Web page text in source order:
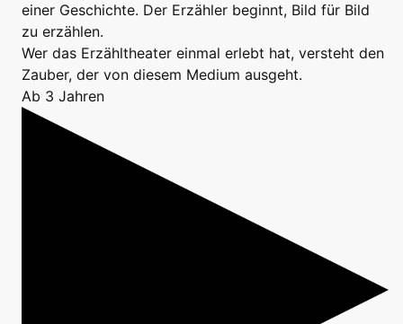
einer Geschichte. Der Erzähler beginnt, Bild für Bild
zu erzählen.
Wer das Erzähltheater einmal erlebt hat, versteht den
Zauber, der von diesem Medium ausgeht.
Ab 3 Jahren